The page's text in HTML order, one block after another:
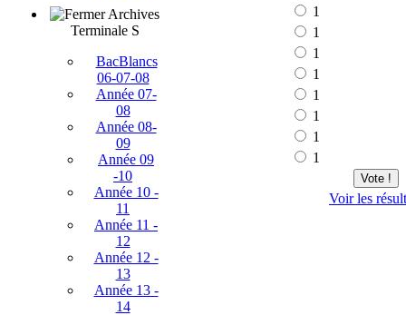
Archives
Terminale S
BacBlancs
06-07-08
Année 07-
08
Année 08-
09
Année 09
-10
Année 10 -
11
Année 11 -
12
Année 12 -
13
Année 13 -
14
1
1
1
1
1
1
1
1
Vote !
Voir les